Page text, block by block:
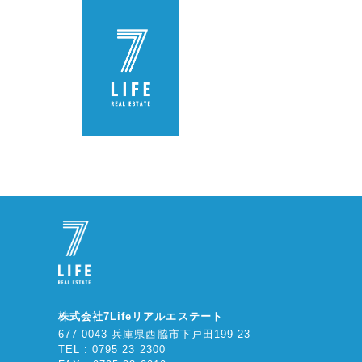
株式会社7Lifeリアルエステート
677-0043 兵庫県西脇市下戸田199-23
TEL : 0795 23 2300